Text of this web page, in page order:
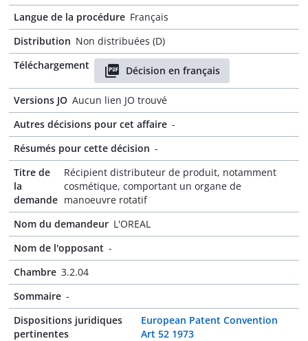
Langue de la procédure Français
Distribution Non distribuées (D)
Téléchargement
Décision en français
Versions JO Aucun lien JO trouvé
Autres décisions pour cet affaire -
Résumés pour cette décision -
Titre de
la
demande
Récipient distributeur de produit, notamment
cosmétique, comportant un organe de
manoeuvre rotatif
Nom du demandeur L'OREAL
Nom de l'opposant -
Chambre 3.2.04
Sommaire -
Dispositions juridiques
pertinentes
European Patent Convention
Art 52 1973